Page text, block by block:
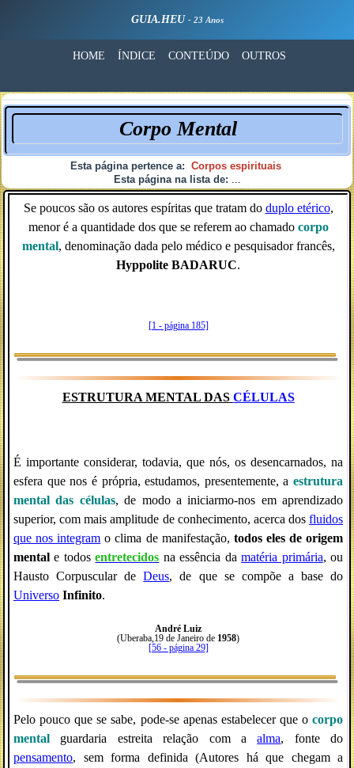
GUIA.HEU - 23 Anos
HOME ÍNDICE CONTEÚDO OUTROS
Corpo Mental
Esta página pertence a: Corpos espirituais
Esta página na lista de: ...
Se poucos são os autores espíritas que tratam do duplo etérico,
menor é a quantidade dos que se referem ao chamado corpo
mental, denominação dada pelo médico e pesquisador francês,
Hyppolite BADARUC.
[1 - página 185]
ESTRUTURA MENTAL DAS CÉLULAS
É importante considerar, todavia, que nós, os desencarnados, na
esfera que nos é própria, estudamos, presentemente, a estrutura
mental das células, de modo a iniciarmo-nos em aprendizado
superior, com mais amplitude de conhecimento, acerca dos fluidos
que nos integram o clima de manifestação, todos eles de origem
mental e todosentretecidos na essência damatéria primária, ou
Hausto Corpuscular deDeus, de que se compõe a base do
Universo Infinito.
André Luiz
(Uberaba,19 de Janeiro de 1958)
[56 - página 29]
Pelo pouco que se sabe, pode-se apenas estabelecer que o corpo
mental guardaria estreita relação com aalma, fonte do
pensamento, sem forma definida (Autores há que chegam a